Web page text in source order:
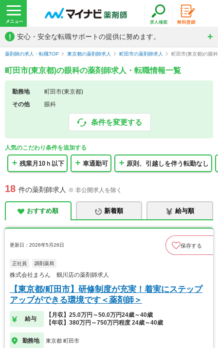
! 安心・安全な転職サポートの提供に努めます。
薬剤師の求人・転職TOP 東京都の薬剤師求人 町田市の薬剤師求人 町田市(東京都)の眼
町田市(東京都)の眼科の薬剤師求人・転職情報一覧
勤務地
町田市(東京都)
その他
眼科
条件を変更する
人気のこだわり条件を追加する
残業月10ｈ以下 車通勤可 原則、引越しを伴う転勤なし
18 件の薬剤師求人 ※ 非公開求人を除く
おすすめ順 新着順 給与順
更新日：2026年5月26日 保存する
正社員 調剤薬局
株式会社まろん 鶴川店の薬剤師求人
【東京都/町田市】研修制度が充実！着実にステップ
アップができる環境です＜薬剤師＞
給与
【月収】25.0万円～50.0万円24歳～40歳
【年収】380万円～750万円程度 24歳～40歳
勤務地 東京都 町田市